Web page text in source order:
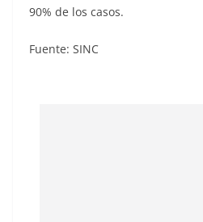
90% de los casos.
Fuente: SINC